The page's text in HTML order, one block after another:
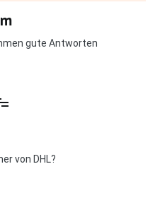
gute Antworten
von DHL?